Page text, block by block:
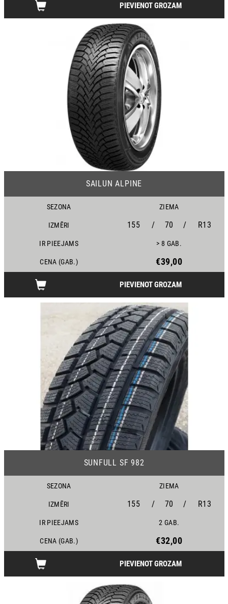
PIEVIENOT GROZAM
SAILUN ALPINE
SEZONA ZIEMA
IZMĒRI 155 / 70 / R13
IR PIEEJAMS > 8 GAB.
CENA (GAB.) €39,00
PIEVIENOT GROZAM
SUNFULL SF 982
SEZONA ZIEMA
IZMĒRI 155 / 70 / R13
IR PIEEJAMS 2 GAB.
CENA (GAB.) €32,00
PIEVIENOT GROZAM